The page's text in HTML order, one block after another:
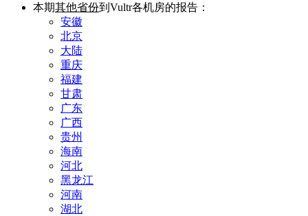
本期其他省份到Vultr各机房的报告：
安徽
北京
大陆
重庆
福建
甘肃
广东
广西
贵州
海南
河北
黑龙江
河南
湖北